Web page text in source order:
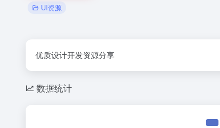
UI资源
优质设计开发资源分享
数据统计